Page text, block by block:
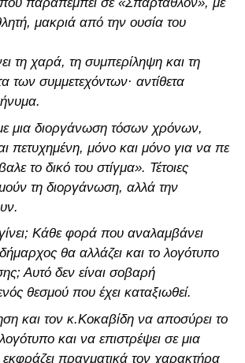
μακριά από την ουσία του
τη χαρά, τη συμπερίληψη και τη
των συμμετεχόντων· αντίθετα
μια διοργάνωση τόσων χρόνων,
πετυχημένη, μόνο και μόνο για να πει
το δικό του στίγμα». Τέτοιες
τη διοργάνωση, αλλά την
Κάθε φορά που αναλαμβάνει
θα αλλάζει και το λογότυπο
Αυτό δεν είναι σοβαρή
θεσμού που έχει καταξιωθεί.
και τον κ.Κοκαβίδη να αποσύρει το
και να επιστρέψει σε μια
πραγματικά τον χαρακτήρα